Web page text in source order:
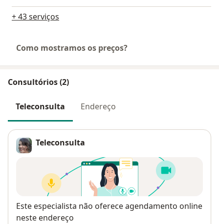
+ 43 serviços
Como mostramos os preços?
Consultórios (2)
Teleconsulta Endereço
Teleconsulta
Disponibilidade
Este especialista não oferece agendamento online
neste endereço